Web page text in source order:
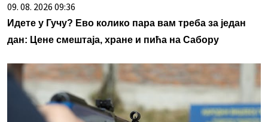
09. 08. 2026 09:36
Идете у Гучу? Ево колико пара вам треба за један
дан: Цене смештаја, хране и пића на Сабору